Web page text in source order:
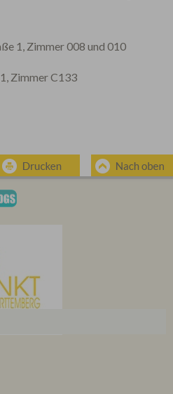
1, Zimmer 008 und 010
Zimmer C133